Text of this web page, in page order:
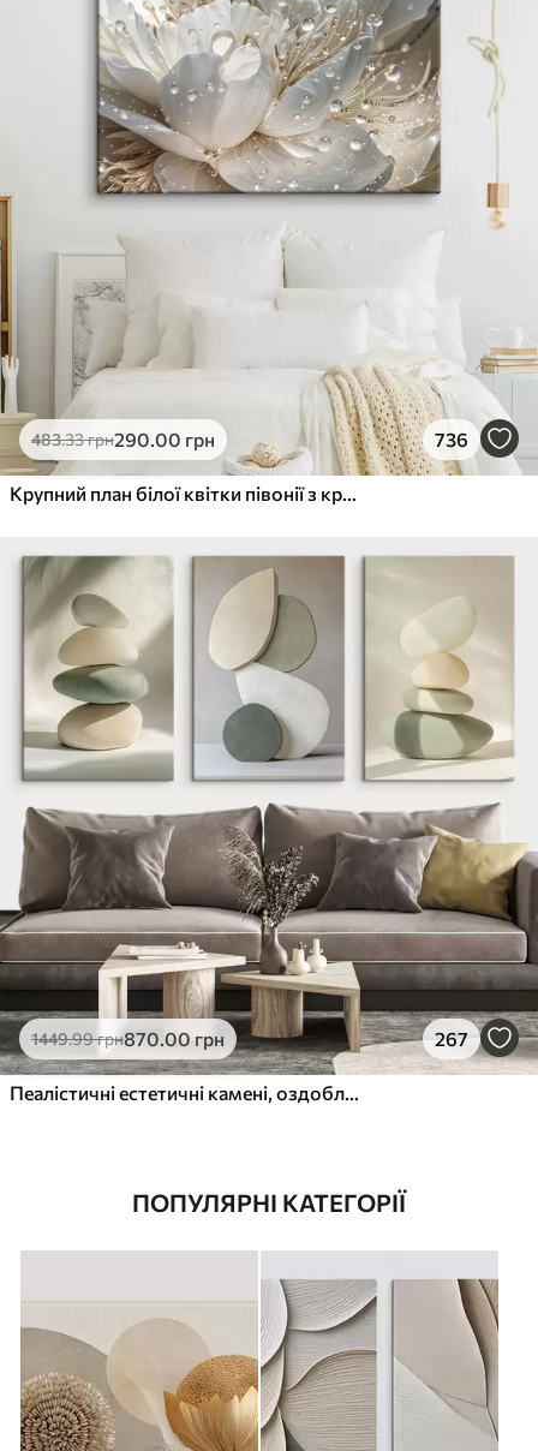
483.33грн290.00 грн 736
Крупний план білої квітки півонії з крапельками води на пелюстках на розмитому фоні
1449.99грн870.00 грн 267
Пеалістичні естетичні камені, оздоблення будинку, природне освітлення
ПОПУЛЯРНІ КАТЕГОРІЇ